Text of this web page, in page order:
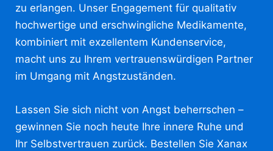
zu erlangen. Unser Engagement für qualitativ
hochwertige und erschwingliche Medikamente,
kombiniert mit exzellentem Kundenservice,
macht uns zu Ihrem vertrauenswürdigen Partner
im Umgang mit Angstzuständen.
Lassen Sie sich nicht von Angst beherrschen –
gewinnen Sie noch heute Ihre innere Ruhe und
Ihr Selbstvertrauen zurück. Bestellen Sie Xanax